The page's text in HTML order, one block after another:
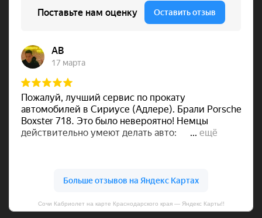
Сочи Кабриолет на карте Краснодарского края — Яндекс Карты!!